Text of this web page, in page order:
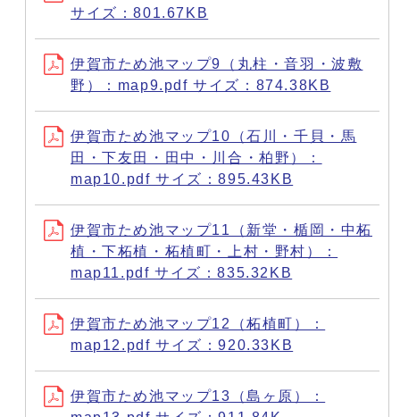
サイズ：801.67KB
伊賀市ため池マップ9（丸柱・音羽・波敷
野）：map9.pdf サイズ：874.38KB
伊賀市ため池マップ10（石川・千貝・馬
田・下友田・田中・川合・柏野）：
map10.pdf サイズ：895.43KB
伊賀市ため池マップ11（新堂・楯岡・中柘
植・下柘植・柘植町・上村・野村）：
map11.pdf サイズ：835.32KB
伊賀市ため池マップ12（柘植町）：
map12.pdf サイズ：920.33KB
伊賀市ため池マップ13（島ヶ原）：